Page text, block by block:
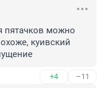
пятачков можно
куивский
+4 –11